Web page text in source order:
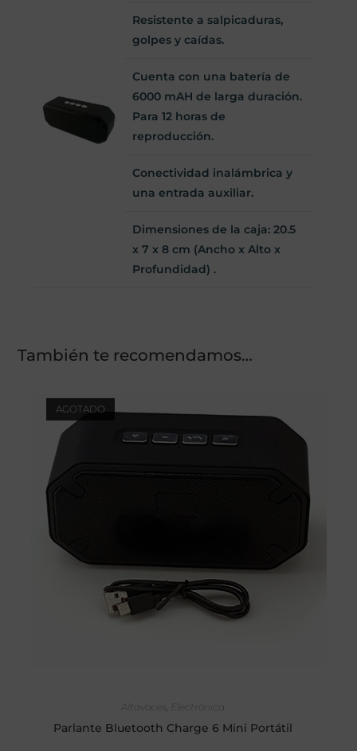
Resistente a salpicaduras,
golpes y caídas.
Cuenta con una batería de
6000 mAH de larga duración.
Para 12 horas de
reproducción.
Conectividad inalámbrica y
una entrada auxiliar.
Dimensiones de la caja: 20.5
x 7 x 8 cm (Ancho x Alto x
Profundidad) .
También te recomendamos…
AGOTADO
Altavoces , Electrónica
Parlante Bluetooth Charge 6 Mini Portátil